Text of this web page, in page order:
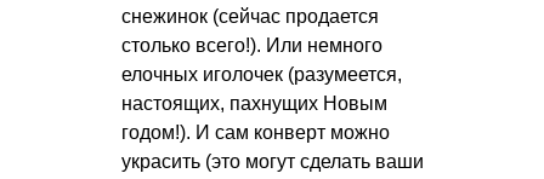
снежинок (сейчас продается
столько всего!). Или немного
елочных иголочек (разумеется,
настоящих, пахнущих Новым
годом!). И сам конверт можно
украсить (это могут сделать ваши